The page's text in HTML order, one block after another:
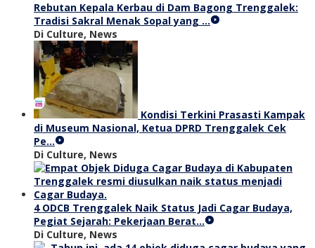
Rebutan Kepala Kerbau di Dam Bagong Trenggalek:
Tradisi Sakral Menak Sopal yang …
Di Culture, News
Kondisi Terkini Prasasti Kampak
di Museum Nasional, Ketua DPRD Trenggalek Cek
Pe…
Di Culture, News
4 ODCB Trenggalek Naik Status Jadi Cagar Budaya,
Pegiat Sejarah: Pekerjaan Berat…
Di Culture, News